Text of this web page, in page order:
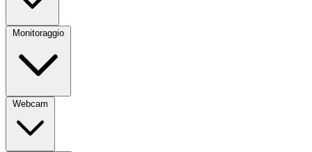
Monitoraggio
Webcam